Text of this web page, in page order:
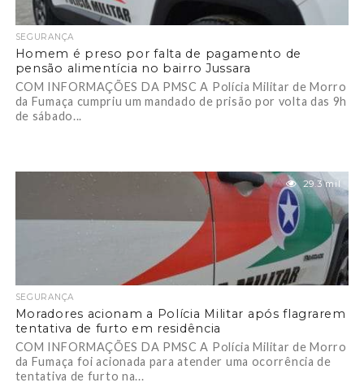
SEGURANÇA
Homem é preso por falta de pagamento de
pensão alimentícia no bairro Jussara
COM INFORMAÇÕES DA PMSC A Polícia Militar de Morro
da Fumaça cumpriu um mandado de prisão por volta das 9h
de sábado...
29.3 mil
SEGURANÇA
Moradores acionam a Polícia Militar após flagrarem
tentativa de furto em residência
COM INFORMAÇÕES DA PMSC A Polícia Militar de Morro
da Fumaça foi acionada para atender uma ocorrência de
tentativa de furto na...